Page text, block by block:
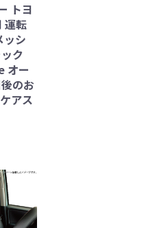
トヨ
運転
ッシ
ク
オー
のお
アス